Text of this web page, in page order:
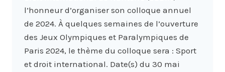
l’honneur d’organiser son colloque annuel
de 2024. À quelques semaines de l’ouverture
des Jeux Olympiques et Paralympiques de
Paris 2024, le thème du colloque sera : Sport
et droit international. Date(s) du 30 mai